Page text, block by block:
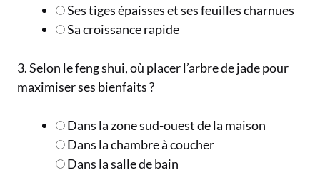
Ses tiges épaisses et ses feuilles charnues
Sa croissance rapide
3. Selon le feng shui, où placer l’arbre de jade pour
maximiser ses bienfaits ?
Dans la zone sud-ouest de la maison
Dans la chambre à coucher
Dans la salle de bain